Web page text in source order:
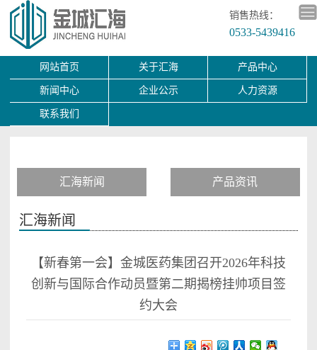
销售热线：
0533-5439416
网站首页 关于汇海 产品中心
新闻中心 企业公示 人力资源
联系我们
汇海新闻 产品资讯
汇海新闻
【新春第一会】金城医药集团召开2026年科技
创新与国际合作动员暨第二期揭榜挂帅项目签
约大会